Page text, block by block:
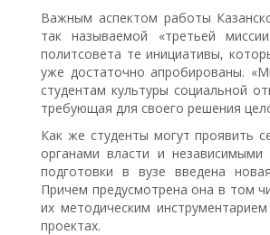
Важным аспектом работы
так называемой «третьей
политсовета те инициативы,
уже достаточно апробированы.
студентам культуры социальной
требующая для своего решения
Как же студенты могут проявить
органами власти и
подготовки в вузе введена
Причем предусмотрена она в том
их методическим
проектах.